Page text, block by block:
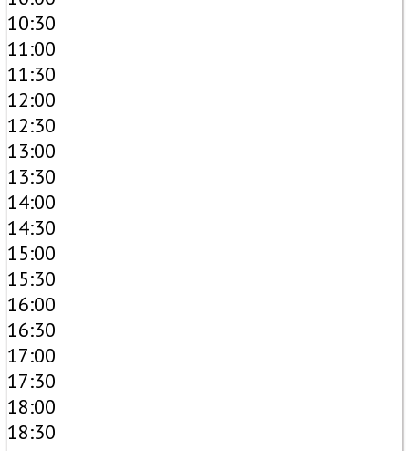
10:30
11:00
11:30
12:00
12:30
13:00
13:30
14:00
14:30
15:00
15:30
16:00
16:30
17:00
17:30
18:00
18:30